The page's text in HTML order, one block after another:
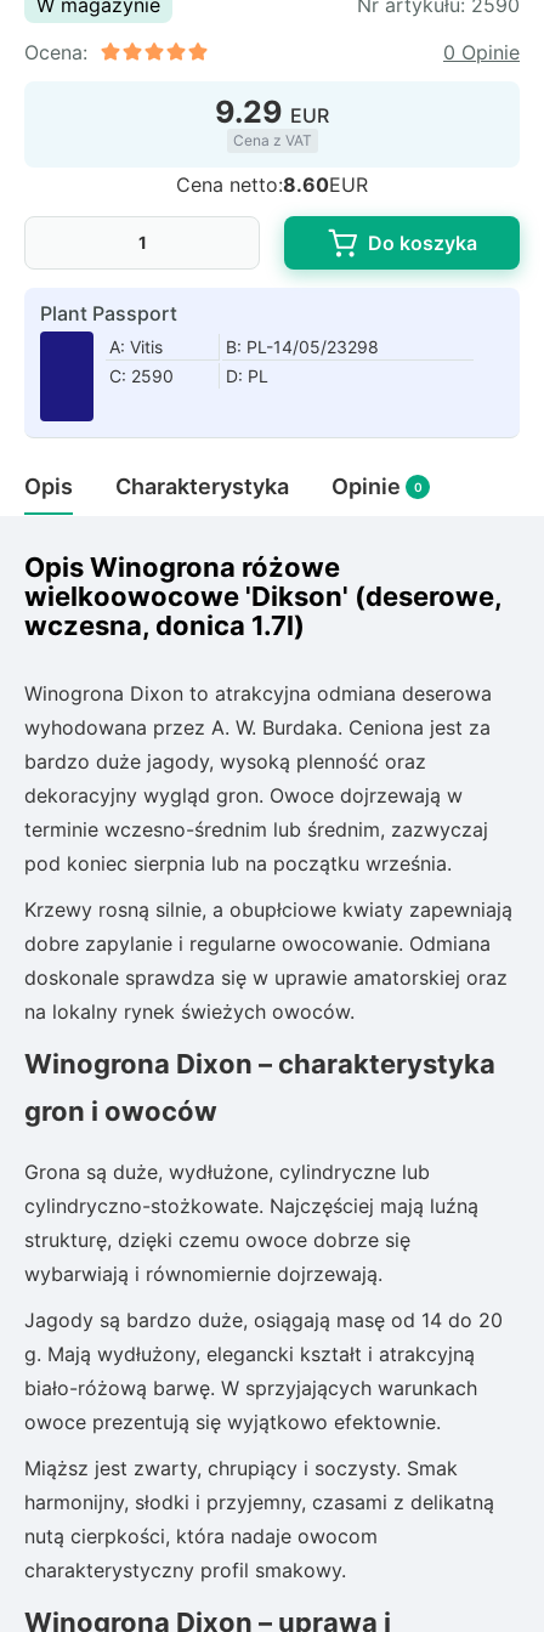
Rudbeckia
Lawenda
Hakonechoa (trawa bambusowa)
Turzyca (carex)
Różanecznik
Pnącza
Glicynia (wisteria)
Bluszcz
Ewodia (tetradium daniellii)
W magazynie Nr artykułu: 2590
Ocena:
0 Opinie
9.29 EUR
Cena z VAT
Cena netto:8.60EUR
Do koszyka
Plant Passport
A: Vitis
B: PL-14/05/23298
C: 2590
D: PL
Opis Charakterystyka Opinie 0
Opis Winogrona różowe
wielkoowocowe 'Dikson' (deserowe,
wczesna, donica 1.7l)
Winogrona Dixon to atrakcyjna odmiana deserowa
wyhodowana przez A. W. Burdaka. Ceniona jest za
bardzo duże jagody, wysoką plenność oraz
dekoracyjny wygląd gron. Owoce dojrzewają w
terminie wczesno-średnim lub średnim, zazwyczaj
pod koniec sierpnia lub na początku września.
Krzewy rosną silnie, a obupłciowe kwiaty zapewniają
dobre zapylanie i regularne owocowanie. Odmiana
doskonale sprawdza się w uprawie amatorskiej oraz
na lokalny rynek świeżych owoców.
Winogrona Dixon – charakterystyka
gron i owoców
Grona są duże, wydłużone, cylindryczne lub
cylindryczno-stożkowate. Najczęściej mają luźną
strukturę, dzięki czemu owoce dobrze się
wybarwiają i równomiernie dojrzewają.
Jagody są bardzo duże, osiągają masę od 14 do 20
g. Mają wydłużony, elegancki kształt i atrakcyjną
biało-różową barwę. W sprzyjających warunkach
owoce prezentują się wyjątkowo efektownie.
Miąższ jest zwarty, chrupiący i soczysty. Smak
harmonijny, słodki i przyjemny, czasami z delikatną
nutą cierpkości, która nadaje owocom
charakterystyczny profil smakowy.
Winogrona Dixon – uprawa i